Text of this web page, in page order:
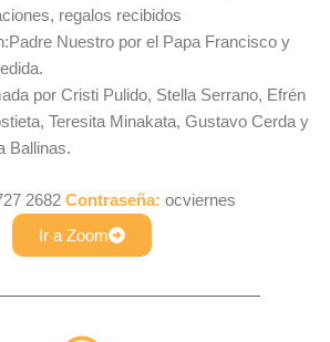
regalos recibidos
Nuestro por el Papa Francisco y
por Cristi Pulido, Stella Serrano, Efrén
Teresita Minakata, Gustavo Cerda y
Ballinas.
2682 Contraseña: ocviernes
Ir a Zoom